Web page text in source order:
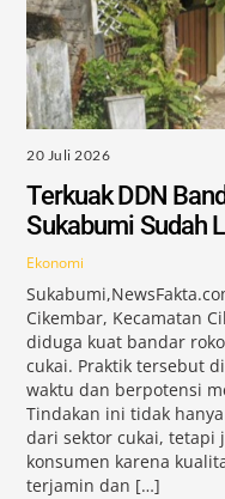
20 Juli 2026
Terkuak DDN
Sukabumi Sudah
Ekonomi
Cikembar, Kecamatan
diduga kuat bandar
cukai. Praktik tersebut
waktu dan berpotensi
Tindakan ini tidak
dari sektor cukai, tetapi
konsumen karena
terjamin dan […]